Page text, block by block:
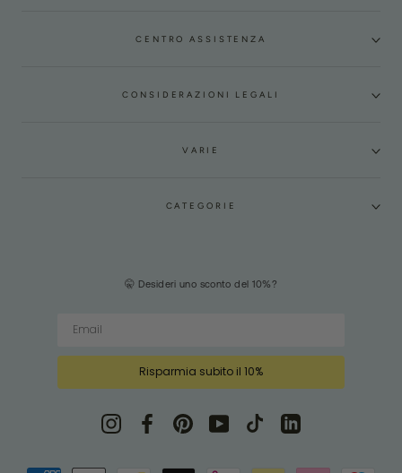
CENTRO ASSISTENZA
CONSIDERAZIONI LEGALI
VARIE
CATEGORIE
🤫 Desideri uno sconto del 10%?
Risparmia subito il 10%